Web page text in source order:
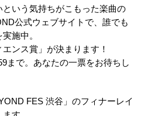
いう気持ちがこもった楽曲の
公式ウェブサイトで、誰でも
施中。
ンス賞」が決まります！
まで。あなたの一票をお待ちし
FES 渋谷」のフィナーレイ